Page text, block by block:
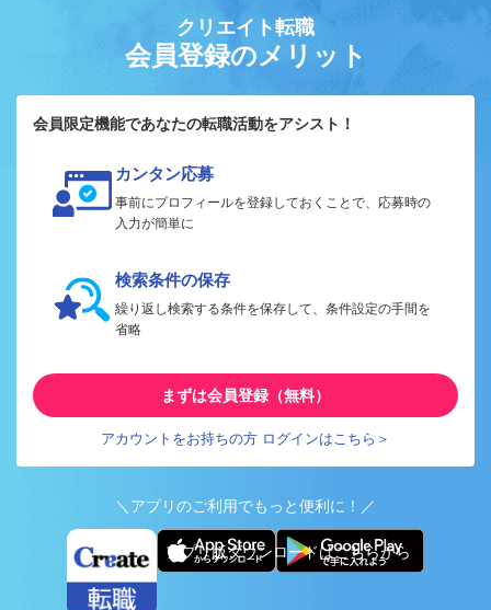
クリエイト転職
会員登録のメリット
会員限定機能であなたの転職活動をアシスト！
カンタン応募
事前にプロフィールを登録しておくことで、応募時の
入力が簡単に
検索条件の保存
繰り返し検索する条件を保存して、条件設定の手間を
省略
まずは会員登録（無料）
アカウントをお持ちの方 ログインはこちら＞
＼アプリのご利用でもっと便利に！／
アプリ版ダウンロードはこちらから